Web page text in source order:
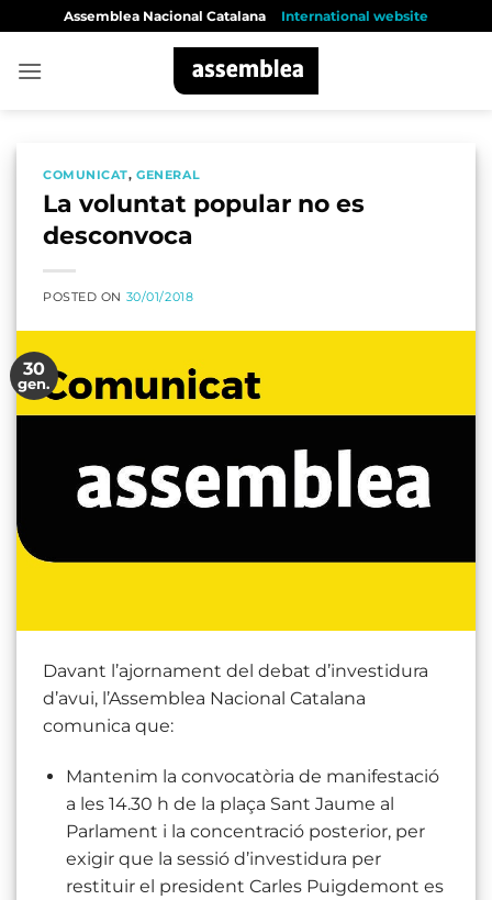
content
Assemblea Nacional Catalana International website
COMUNICAT,GENERAL
La voluntat popular no es
desconvoca
POSTED ON 30/01/2018
30
gen.
Davant l’ajornament del debat d’investidura
d’avui, l’Assemblea Nacional Catalana
comunica que:
Mantenim la convocatòria de manifestació
a les 14.30 h de la plaça Sant Jaume al
Parlament i la concentració posterior, per
exigir que la sessió d’investidura per
restituir el president Carles Puigdemont es